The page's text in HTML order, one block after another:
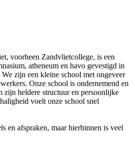
voorheen Zandvlietcollege, is een
atheneum en havo gevestigd in
zijn een kleine school met ongeveer
Onze school is ondernemend en
zijn heldere structuur en persoonlijke
voelt onze school snel
en afspraken, maar hierbinnen is veel